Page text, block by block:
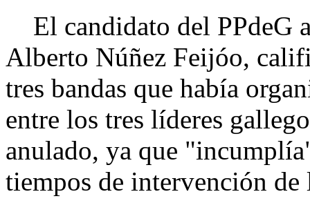
El candidato del PPdeG
Alberto Núñez Feijóo,
tres bandas que había
entre los tres líderes
anulado, ya que
tiempos de intervención de